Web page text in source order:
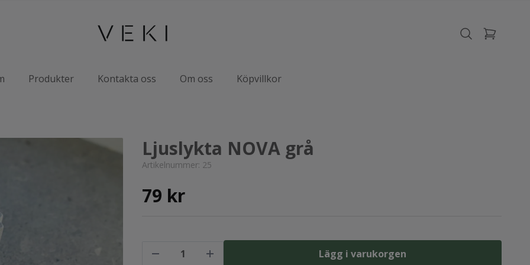
Produkter Kontakta oss Om oss Köpvillkor
Ljuslykta NOVA grå
Artikelnummer: 25
79 kr
Lägg i varukorgen